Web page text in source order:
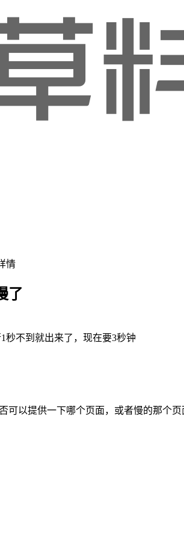
情
了
秒不到就出来了，现在要3秒钟
可以提供一下哪个页面，或者慢的那个